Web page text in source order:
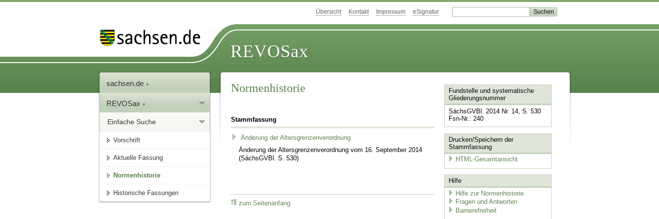
Übersicht Kontakt Impressum eSignatur
REVOSax
sachsen.de
REVOSax
Einfache Suche
Vorschrift
Aktuelle Fassung
Normenhistorie
Historische Fassungen
Normenhistorie
Stammfassung
Änderung der Altersgrenzenverordnung
Änderung der Altersgrenzenverordnung vom 16. September 2014
(SächsGVBl. S. 530)
zum Seitenanfang
Fundstelle und systematische
Gliederungsnummer
SächsGVBl. 2014 Nr. 14, S. 530
Fsn-Nr.: 240
Drucken/Speichern der
Stammfassung
HTML-Gesamtansicht
Hilfe
Hilfe zur Normenhistorie
Fragen und Antworten
Barrierefreiheit